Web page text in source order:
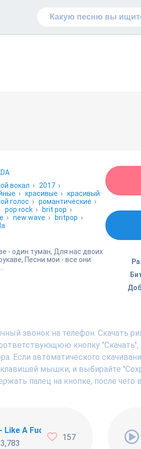
вокал › 2017 ›
› красивые › красивый
голос › романтические ›
pop rock › brit pop ›
› new wave › britpop ›
- один туман, Для нас двоих
Песни мои - все они
звонок на телефон. Скачать
кнопку "Скачать",
Если автоматического
мышки, и выбирайте
палец на кнопке, после
A Fucking Newbie
3,783
157